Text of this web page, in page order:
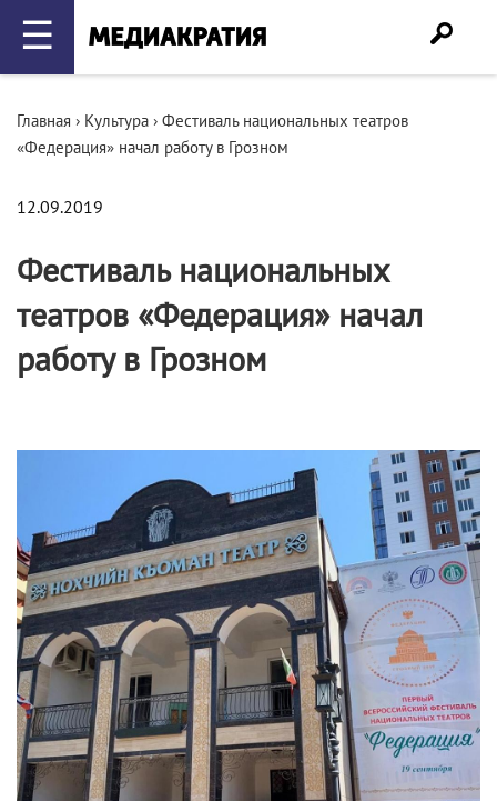
☰
Главная › Культура › Фестиваль национальных театров
«Федерация» начал работу в Грозном
12.09.2019
Фестиваль национальных
театров «Федерация» начал
работу в Грозном